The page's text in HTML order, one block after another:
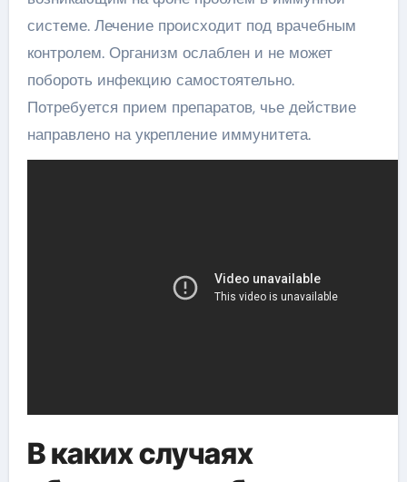
системе. Лечение происходит под врачебным
контролем. Организм ослаблен и не может
побороть инфекцию самостоятельно.
Потребуется прием препаратов, чье действие
направлено на укрепление иммунитета.
В каких случаях